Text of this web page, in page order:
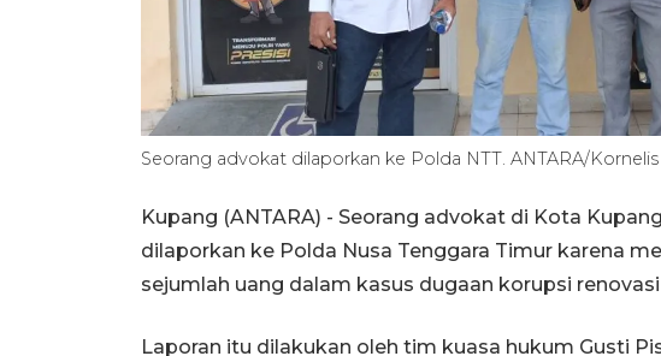
Seorang advokat dilaporkan ke Polda NTT. ANTARA/Kornelis
Kupang (ANTARA) - Seorang advokat di Kota
dilaporkan ke Polda Nusa Tenggara Timur karena
sejumlah uang dalam kasus dugaan korupsi
Laporan itu dilakukan oleh tim kuasa hukum Gusti